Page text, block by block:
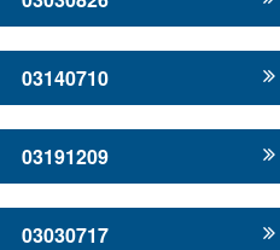
03140710
03191209
03030717